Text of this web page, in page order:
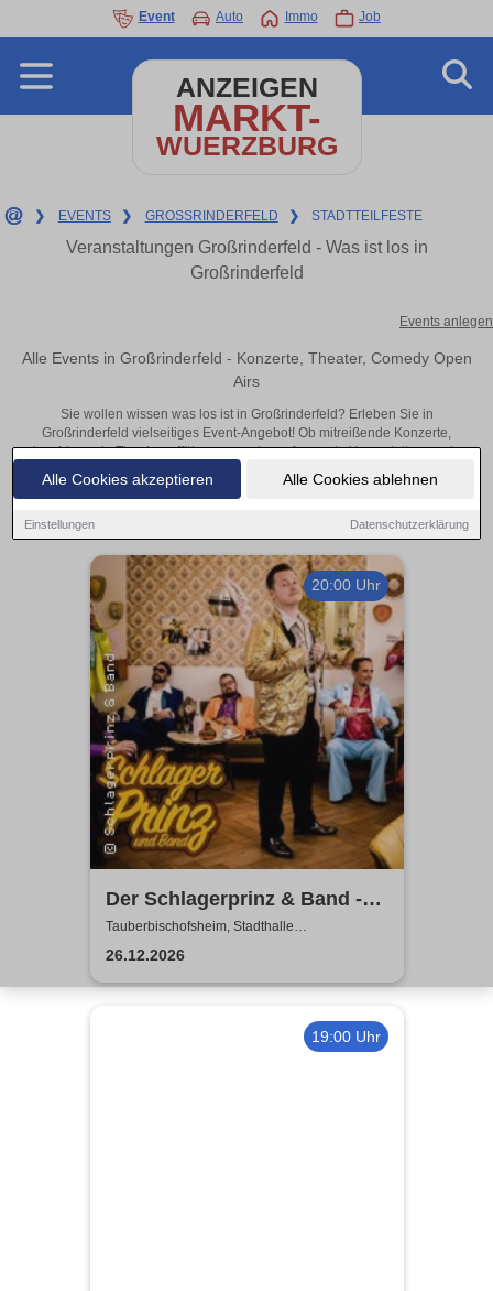
Alle Cookies akzeptieren Alle Cookies ablehnen
Einstellungen Datenschutzerklärung
Event Auto Immo Job
ANZEIGEN
MARKT-
WUERZBURG
❯ EVENTS ❯ GROSSRINDERFELD ❯ STADTTEILFESTE
Veranstaltungen Großrinderfeld - Was ist los in
Großrinderfeld
Events anlegen
Alle Events in Großrinderfeld - Konzerte, Theater, Comedy Open
Airs
Sie wollen wissen was los ist in Großrinderfeld? Erleben Sie in
Großrinderfeld vielseitiges Event-Angebot! Ob mitreißende Konzerte,
inspirierende Theateraufführungen oder aufregende Veranstaltungen in
Großrinderfeld – hier finden alles im Überblick und Tickets.
20:00 Uhr
Der Schlagerprinz & Band -
Willst Du mit uns gehen Tour
2026
Tauberbischofsheim, Stadthalle
Tauberbischofsheim
26.12.2026
19:00 Uhr